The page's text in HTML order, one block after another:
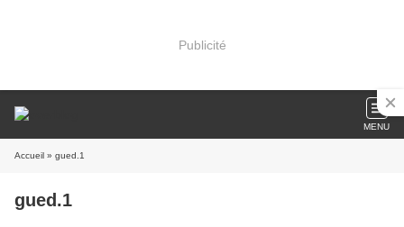
Publicité
MENU
Accueil » gued.1
gued.1